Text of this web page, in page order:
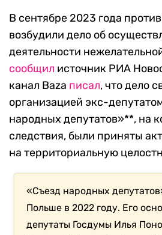
В сентябре 2023 года
возбудили дело об
деятельности
сообщил источник РИА
канал Baza писал, что дело
организацией экс-
народных депутатов»**, на
следствия, были приняты
на территориальную
«Съезд народных
Польше в 2022 году. Его
депутаты Госдумы Илья